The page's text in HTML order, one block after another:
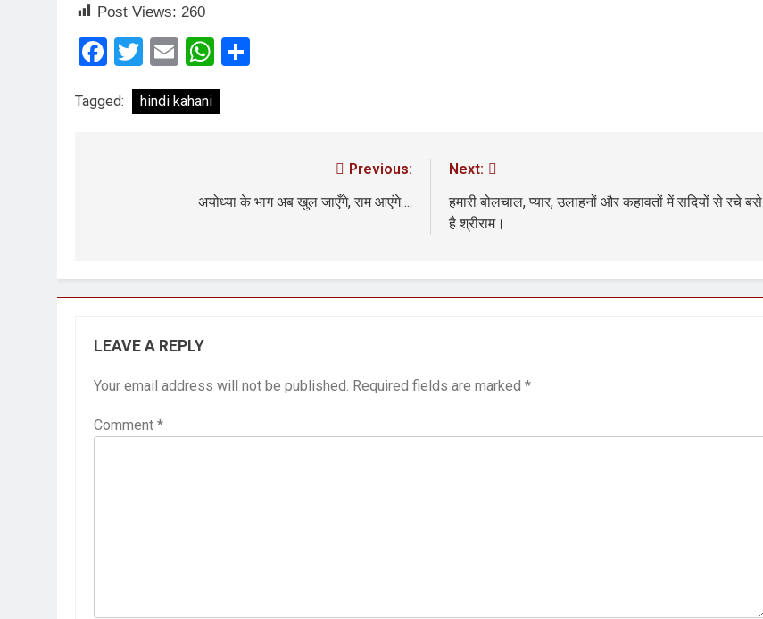
Post Views: 260
Facebook
Twitter
EmailWhatsApp
Tagged: hindi kahani
Previous:
अयोध्या के भाग अब खुल जाएँगे, राम आएंगे….
Next:
हमारी बोलचाल, प्यार, उलाहनों और कहावतों में सदियों से रचे बसे
है श्रीराम।
LEAVE A REPLY
Your email address will not be published. Required fields are marked *
Comment *